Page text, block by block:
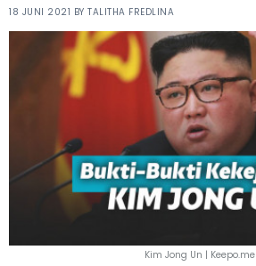
18 JUNI 2021 BY TALITHA FREDLINA
Kim Jong Un | Keepo.me